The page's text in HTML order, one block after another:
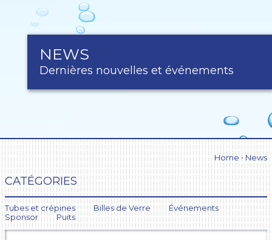
NEWS
Dernières nouvelles et événements
Home •News
CATÉGORIES
Tubes et crépines Billes de Verre
Événements
Sponsor
Puits